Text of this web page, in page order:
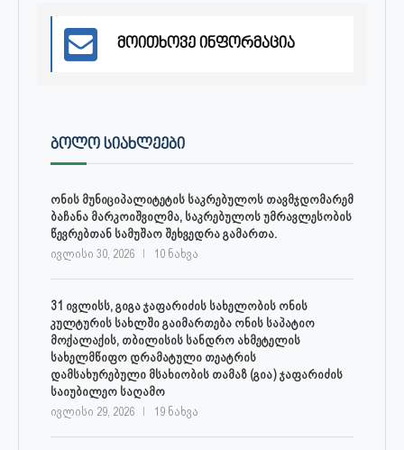
მოითხოვე ინფორმაცია
ᲑᲝᲚᲝ ᲡᲘᲐᲮᲚᲔᲔᲑᲘ
ონის მუნიციპალიტეტის საკრებულოს თავმჯდომარემ
ბაჩანა მარკოიშვილმა, საკრებულოს უმრავლესობის
წევრებთან სამუშაო შეხვედრა გამართა.
ივლისი 30, 2026 10 ნახვა
31 ივლისს, გიგა ჯაფარიძის სახელობის ონის
კულტურის სახლში გაიმართება ონის საპატიო
მოქალაქის, თბილისის სანდრო ახმეტელის
სახელმწიფო დრამატული თეატრის
დამსახურებული მსახიობის თამაზ (გია) ჯაფარიძის
საიუბილეო საღამო
ივლისი 29, 2026 19 ნახვა